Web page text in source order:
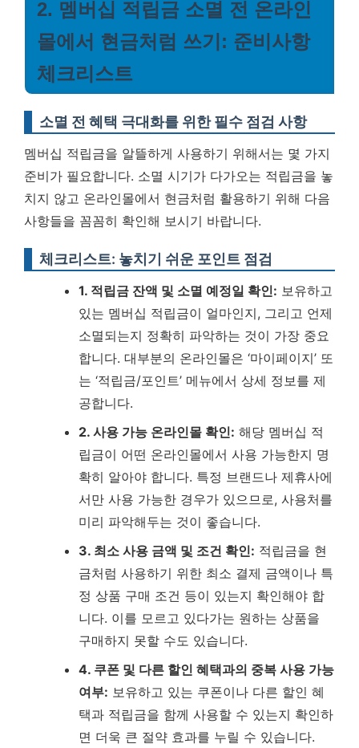
2. 멤버십 적립금 소멸 전 온라인
몰에서 현금처럼 쓰기: 준비사항
체크리스트
소멸 전 혜택 극대화를 위한 필수 점검 사항
멤버십 적립금을 알뜰하게 사용하기 위해서는 몇 가지
준비가 필요합니다. 소멸 시기가 다가오는 적립금을 놓
치지 않고 온라인몰에서 현금처럼 활용하기 위해 다음
사항들을 꼼꼼히 확인해 보시기 바랍니다.
체크리스트: 놓치기 쉬운 포인트 점검
1. 적립금 잔액 및 소멸 예정일 확인: 보유하고
있는 멤버십 적립금이 얼마인지, 그리고 언제
소멸되는지 정확히 파악하는 것이 가장 중요
합니다. 대부분의 온라인몰은 ‘마이페이지’ 또
는 ‘적립금/포인트’ 메뉴에서 상세 정보를 제
공합니다.
2. 사용 가능 온라인몰 확인: 해당 멤버십 적
립금이 어떤 온라인몰에서 사용 가능한지 명
확히 알아야 합니다. 특정 브랜드나 제휴사에
서만 사용 가능한 경우가 있으므로, 사용처를
미리 파악해두는 것이 좋습니다.
3. 최소 사용 금액 및 조건 확인: 적립금을 현
금처럼 사용하기 위한 최소 결제 금액이나 특
정 상품 구매 조건 등이 있는지 확인해야 합
니다. 이를 모르고 있다가는 원하는 상품을
구매하지 못할 수도 있습니다.
4. 쿠폰 및 다른 할인 혜택과의 중복 사용 가능
여부: 보유하고 있는 쿠폰이나 다른 할인 혜
택과 적립금을 함께 사용할 수 있는지 확인하
면 더욱 큰 절약 효과를 누릴 수 있습니다.